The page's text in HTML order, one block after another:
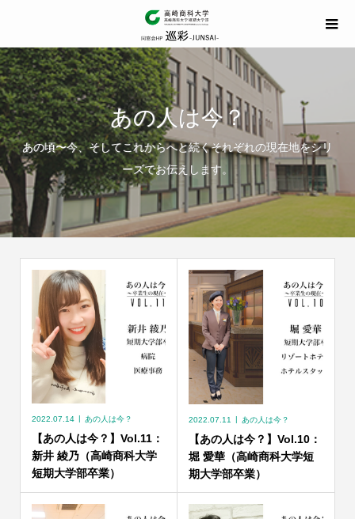
あの人は今？
あの頃〜今、そしてこれからへと続くそれぞれの現在地をシリ
ーズでお伝えします。
2022.07.14 あの人は今？
【あの人は今？】Vol.11：
新井 綾乃（高崎商科大学
短期大学部卒業）
2022.07.11 あの人は今？
【あの人は今？】Vol.10：
堀 愛華（高崎商科大学短
期大学部卒業）